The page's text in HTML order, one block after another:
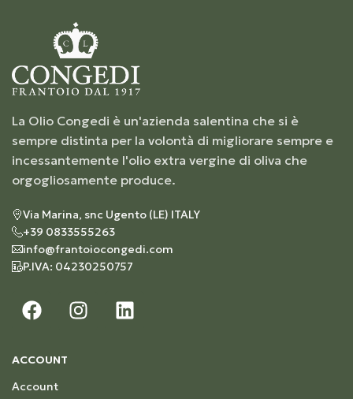
La Olio Congedi è un'azienda salentina che si è
sempre distinta per la volontà di migliorare sempre e
incessantemente l'olio extra vergine di oliva che
orgogliosamente produce.
Via Marina, snc Ugento (LE) ITALY
+39 0833555263
info@frantoiocongedi.com
P.IVA: 04230250757
ACCOUNT
Account